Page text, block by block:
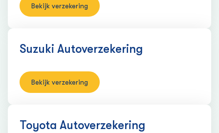
Bekijk verzekering
Suzuki Auto­verzekering
Bekijk verzekering
Toyota Auto­verzekering